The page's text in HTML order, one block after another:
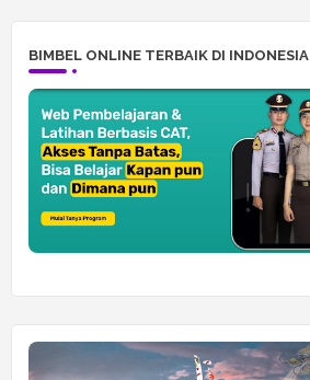
BIMBEL ONLINE TERBAIK DI INDONESIA